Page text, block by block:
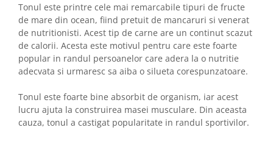
Tonul este printre cele mai remarcabile tipuri de fructe
de mare din ocean, fiind pretuit de mancaruri si venerat
de nutritionisti. Acest tip de carne are un continut scazut
de calorii. Acesta este motivul pentru care este foarte
popular in randul persoanelor care adera la o nutritie
adecvata si urmaresc sa aiba o silueta corespunzatoare.
Tonul este foarte bine absorbit de organism, iar acest
lucru ajuta la construirea masei musculare. Din aceasta
cauza, tonul a castigat popularitate in randul sportivilor.